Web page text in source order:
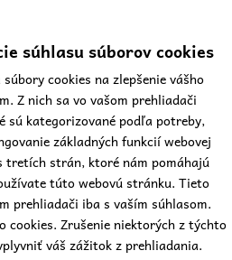
súhlasu súborov cookies
cookies na zlepšenie vášho
Z nich sa vo vašom prehliadači
sú kategorizované podľa potreby,
základných funkcií webovej
tretích strán, ktoré nám pomáhajú
túto webovú stránku. Tieto
prehliadači iba s vaším súhlasom.
Zrušenie niektorých z týchto
váš zážitok z prehliadania.